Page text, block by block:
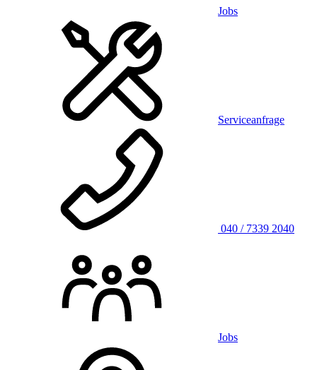
Jobs
Serviceanfrage
040 / 7339 2040
Jobs